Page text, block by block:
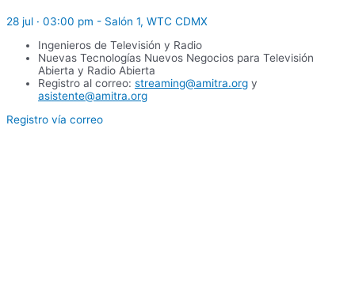
28 jul · 03:00 pm - Salón 1, WTC CDMX
Ingenieros de Televisión y Radio
Nuevas Tecnologías Nuevos Negocios para Televisión
Abierta y Radio Abierta
Registro al correo: streaming@amitra.org y
asistente@amitra.org
Registro vía correo